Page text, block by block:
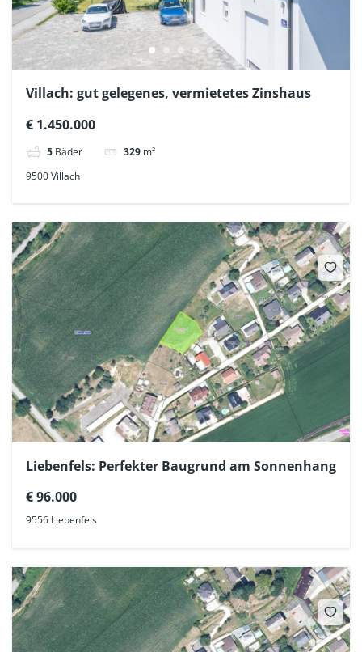
Villach: gut gelegenes, vermietetes Zinshaus
€ 1.450.000
5 Bäder 329 m²
9500 Villach
Liebenfels: Perfekter Baugrund am Sonnenhang
€ 96.000
9556 Liebenfels